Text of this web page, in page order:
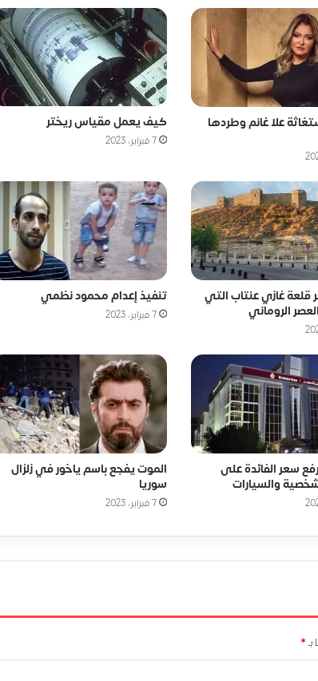
علا غانم وطردها
كيف يعمل مقياس ريختر
7 فبراير، 2023
قلعة غازي عنتاب التي
الروماني
تنفيذ إعدام محمود نظمي
7 فبراير، 2023
سعر الفائدة على
والسيارات
الموت يفجع باسم ياخور في زلزال
سوريا
7 فبراير، 2023
*